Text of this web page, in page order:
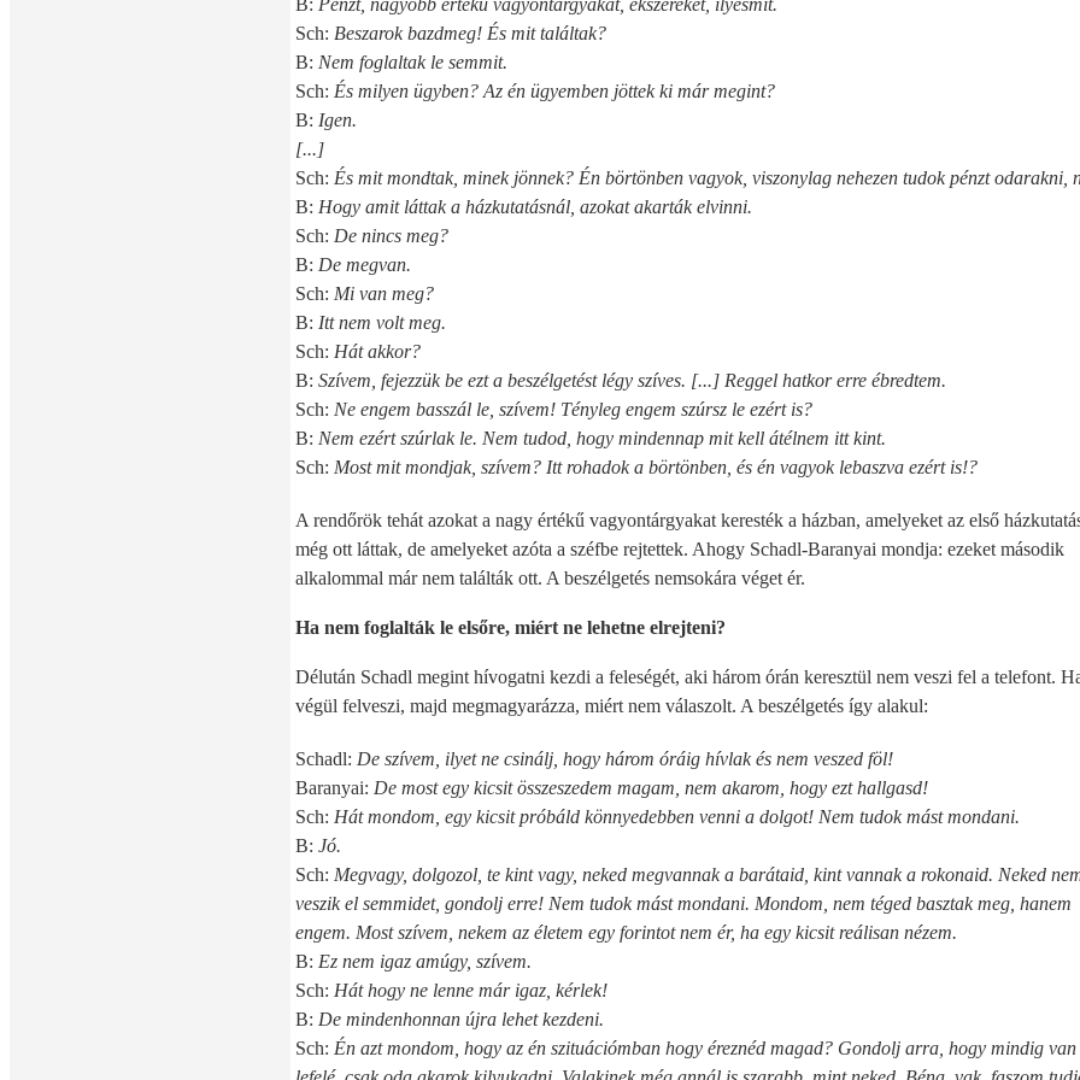
B: Pénzt, nagyobb értékű vagyontárgyakat, ékszereket, ilyesmit.
Sch: Beszarok bazdmeg! És mit találtak?
B: Nem foglaltak le semmit.
Sch: És milyen ügyben? Az én ügyemben jöttek ki már megint?
B: Igen.
[...]
Sch: És mit mondtak, minek jönnek? Én börtönben vagyok, viszonylag nehezen tudok pénzt odarakni,
B: Hogy amit láttak a házkutatásnál, azokat akarták elvinni.
Sch: De nincs meg?
B: De megvan.
Sch: Mi van meg?
B: Itt nem volt meg.
Sch: Hát akkor?
B: Szívem, fejezzük be ezt a beszélgetést légy szíves. [...] Reggel hatkor erre ébredtem.
Sch: Ne engem basszál le, szívem! Tényleg engem szúrsz le ezért is?
B: Nem ezért szúrlak le. Nem tudod, hogy mindennap mit kell átélnem itt kint.
Sch: Most mit mondjak, szívem? Itt rohadok a börtönben, és én vagyok lebaszva ezért is!?
A rendőrök tehát azokat a nagy értékű vagyontárgyakat keresték a házban, amelyeket az első
még ott láttak, de amelyeket azóta a széfbe rejtettek. Ahogy Schadl-Baranyai mondja: ezeket második
alkalommal már nem találták ott. A beszélgetés nemsokára véget ér.
Ha nem foglalták le elsőre, miért ne lehetne elrejteni?
Délután Schadl megint hívogatni kezdi a feleségét, aki három órán keresztül nem veszi fel a telefont.
végül felveszi, majd megmagyarázza, miért nem válaszolt. A beszélgetés így alakul:
Schadl: De szívem, ilyet ne csinálj, hogy három óráig hívlak és nem veszed föl!
Baranyai: De most egy kicsit összeszedem magam, nem akarom, hogy ezt hallgasd!
Sch: Hát mondom, egy kicsit próbáld könnyedebben venni a dolgot! Nem tudok mást mondani.
B: Jó.
Sch: Megvagy, dolgozol, te kint vagy, neked megvannak a barátaid, kint vannak a rokonaid. Neked
veszik el semmidet, gondolj erre! Nem tudok mást mondani. Mondom, nem téged basztak meg, hanem
engem. Most szívem, nekem az életem egy forintot nem ér, ha egy kicsit reálisan nézem.
B: Ez nem igaz amúgy, szívem.
Sch: Hát hogy ne lenne már igaz, kérlek!
B: De mindenhonnan újra lehet kezdeni.
Sch: Én azt mondom, hogy az én szituációmban hogy éreznéd magad? Gondolj arra, hogy mindig van